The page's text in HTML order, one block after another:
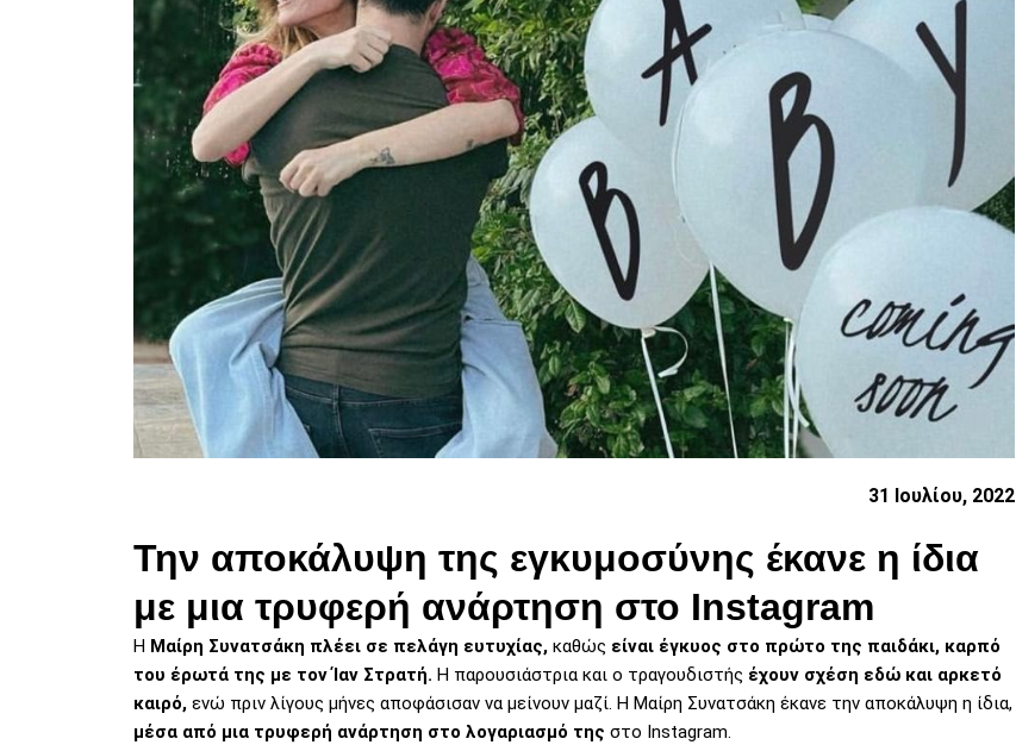
31 Ιουλίου, 2022
Την αποκάλυψη της εγκυμοσύνης έκανε η ίδια
με μια τρυφερή ανάρτηση στο Instagram
H Μαίρη Συνατσάκη πλέει σε πελάγη ευτυχίας, καθώς είναι έγκυος στο πρώτο της παιδάκι, καρπό
του έρωτά της με τον Ίαν Στρατή. Η παρουσιάστρια και ο τραγουδιστής έχουν σχέση εδώ και αρκετό
καιρό, ενώ πριν λίγους μήνες αποφάσισαν να μείνουν μαζί. Η Μαίρη Συνατσάκη έκανε την αποκάλυψη η ίδια,
μέσα από μια τρυφερή ανάρτηση στο λογαριασμό της στο Instagram.